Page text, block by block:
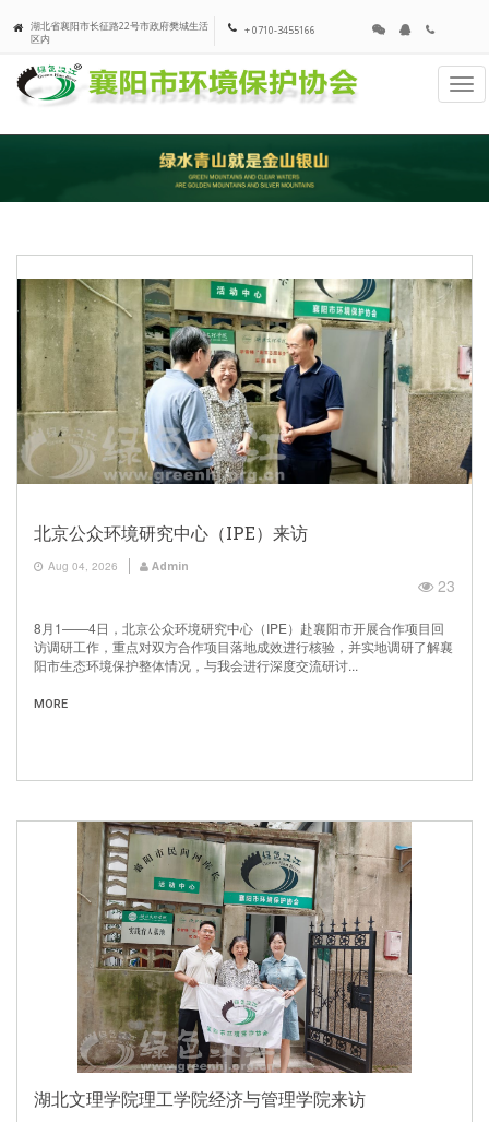
湖北省襄阳市长征路22号市政府樊城生活
区内
+ 0710-3455166
北京公众环境研究中心（IPE）来访
Aug 04, 2026 Admin
23
8月1——4日，北京公众环境研究中心（IPE）赴襄阳市开展合作项目回
访调研工作，重点对双方合作项目落地成效进行核验，并实地调研了解襄
阳市生态环境保护整体情况，与我会进行深度交流研讨...
MORE
湖北文理学院理工学院经济与管理学院来访